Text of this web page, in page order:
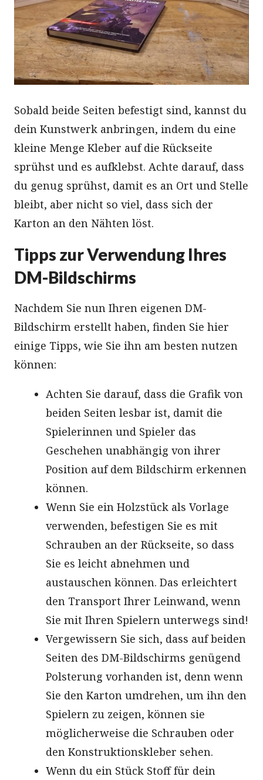
Sobald beide Seiten befestigt sind, kannst du
dein Kunstwerk anbringen, indem du eine
kleine Menge Kleber auf die Rückseite
sprühst und es aufklebst. Achte darauf, dass
du genug sprühst, damit es an Ort und Stelle
bleibt, aber nicht so viel, dass sich der
Karton an den Nähten löst.
Tipps zur Verwendung Ihres
DM-Bildschirms
Nachdem Sie nun Ihren eigenen DM-
Bildschirm erstellt haben, finden Sie hier
einige Tipps, wie Sie ihn am besten nutzen
können:
Achten Sie darauf, dass die Grafik von
beiden Seiten lesbar ist, damit die
Spielerinnen und Spieler das
Geschehen unabhängig von ihrer
Position auf dem Bildschirm erkennen
können.
Wenn Sie ein Holzstück als Vorlage
verwenden, befestigen Sie es mit
Schrauben an der Rückseite, so dass
Sie es leicht abnehmen und
austauschen können. Das erleichtert
den Transport Ihrer Leinwand, wenn
Sie mit Ihren Spielern unterwegs sind!
Vergewissern Sie sich, dass auf beiden
Seiten des DM-Bildschirms genügend
Polsterung vorhanden ist, denn wenn
Sie den Karton umdrehen, um ihn den
Spielern zu zeigen, können sie
möglicherweise die Schrauben oder
den Konstruktionskleber sehen.
Wenn du ein Stück Stoff für dein